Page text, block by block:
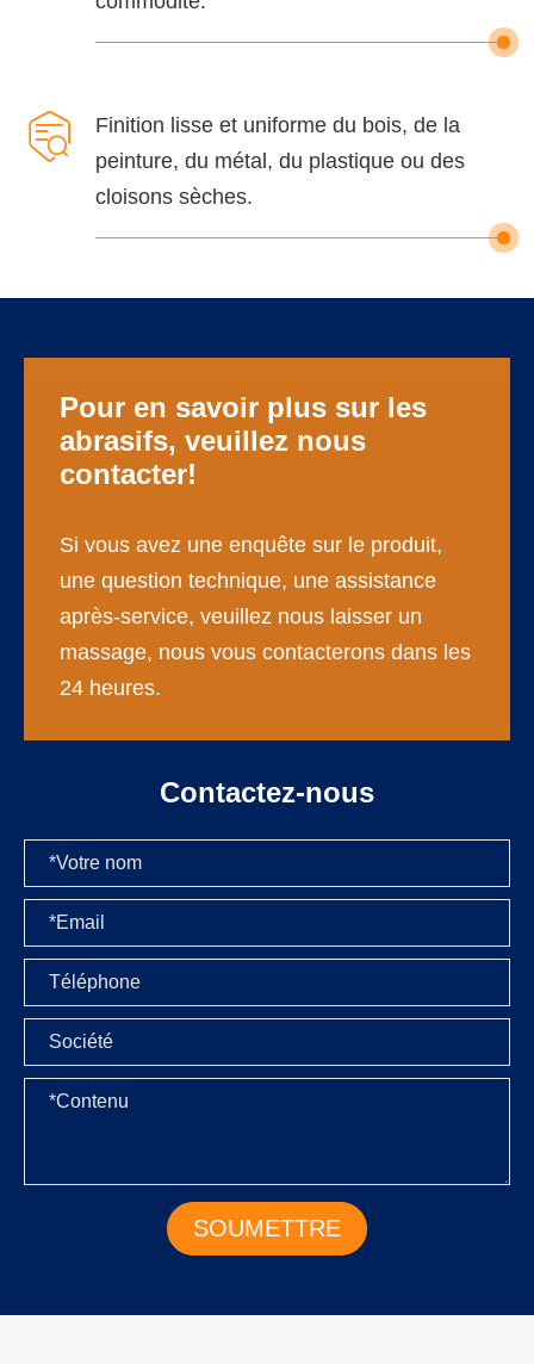

Finition lisse et uniforme du bois, de la
peinture, du métal, du plastique ou des
cloisons sèches.
Pour en savoir plus sur les
abrasifs, veuillez nous
contacter!
Si vous avez une enquête sur le produit,
une question technique, une assistance
après-service, veuillez nous laisser un
massage, nous vous contacterons dans les
24 heures.
Contactez-nous